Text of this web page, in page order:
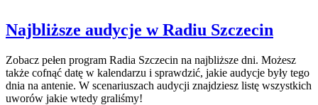
Najbliższe audycje w Radiu Szczecin
Zobacz pełen program Radia Szczecin na najbliższe dni. Możesz
także cofnąć datę w kalendarzu i sprawdzić, jakie audycje były tego
dnia na antenie. W scenariuszach audycji znajdziesz listę wszystkich
uworów jakie wtedy graliśmy!